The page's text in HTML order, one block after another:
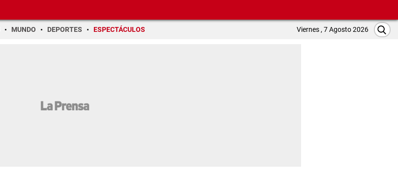
MUNDO DEPORTES ESPECTÁCULOS Viernes , 7 Agosto 2026